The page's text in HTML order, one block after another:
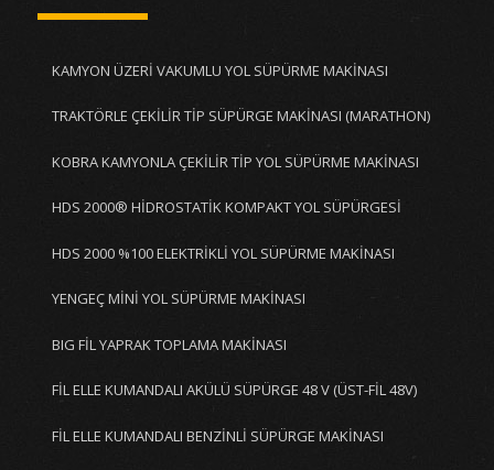
KAMYON ÜZERİ VAKUMLU YOL SÜPÜRME MAKİNASI
TRAKTÖRLE ÇEKİLİR TİP SÜPÜRGE MAKİNASI (MARATHON)
KOBRA KAMYONLA ÇEKİLİR TİP YOL SÜPÜRME MAKİNASI
HDS 2000® HİDROSTATİK KOMPAKT YOL SÜPÜRGESİ
HDS 2000 %100 ELEKTRİKLİ YOL SÜPÜRME MAKİNASI
YENGEÇ MİNİ YOL SÜPÜRME MAKİNASI
BIG FİL YAPRAK TOPLAMA MAKİNASI
FİL ELLE KUMANDALI AKÜLÜ SÜPÜRGE 48 V (ÜST-FİL 48V)
FİL ELLE KUMANDALI BENZİNLİ SÜPÜRGE MAKİNASI